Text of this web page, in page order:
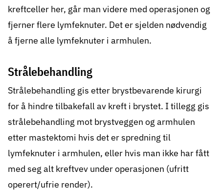
kreftceller her, går man videre med operasjonen og
fjerner flere lymfeknuter. Det er sjelden nødvendig
å fjerne alle lymfeknuter i armhulen.
Strålebehandling
Strålebehandling gis etter brystbevarende kirurgi
for å hindre tilbakefall av kreft i brystet. I tillegg gis
strålebehandling mot brystveggen og armhulen
etter mastektomi hvis det er spredning til
lymfeknuter i armhulen, eller hvis man ikke har fått
med seg alt kreftvev under operasjonen (ufritt
operert/ufrie render).